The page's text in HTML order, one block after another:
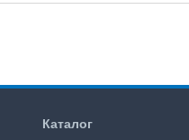
Каталог